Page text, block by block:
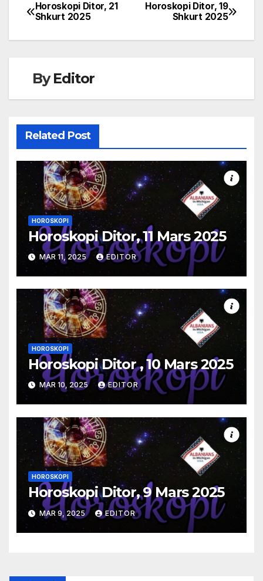
Post
navigation
Horoskopi Ditor, 19
Shkurt 2025
Horoskopi Ditor, 21
Shkurt 2025
ByEditor
Related Post
HOROSKOPI
Horoskopi Ditor, 11 Mars 2025
MAR 11, 2025 EDITOR
HOROSKOPI
Horoskopi Ditor , 10 Mars 2025
MAR 10, 2025 EDITOR
HOROSKOPI
Horoskopi Ditor, 9 Mars 2025
MAR 9, 2025 EDITOR